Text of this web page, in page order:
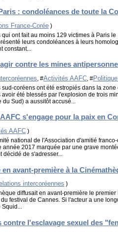
: condoléances de toute la
France-Corée )
ont fait au moins 129 victimes à Paris
leurs condoléances à leurs
contre les mines
, #Activités AAFC, #
coréens ont été estropiés dans la
été blessés par l'explosion de trois
Sud) a aussitôt accusé...
s'engage pour la paix en
AAFC )
national de l'Association d'amitié
année 2017 marquée par une grave
décidé de s'adresser...
avant-première à la
intercoréennes )
diffusait en avant-première le
festival de Cannes. Si l'acteur a une
Squid...
contre l'esclavage sexuel des